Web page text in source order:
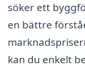
söker ett
en bättre
kan du enkelt